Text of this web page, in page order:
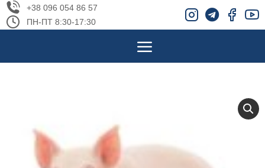
+38 096 054 86 57
ПН-ПТ 8:30-17:30